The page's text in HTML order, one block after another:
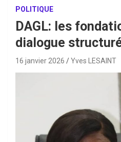
POLITIQUE
DAGL: les
dialogue
16 janvier 2026 Yves LESAINT